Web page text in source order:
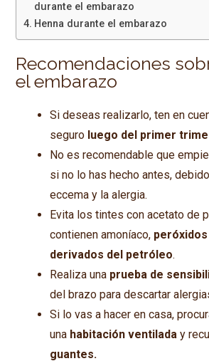
durante el embarazo
Henna durante el embarazo
Recomendaciones
el embarazo
Si deseas realizarlo, ten en
seguro luego del primer
No es recomendable que
si no lo has hecho antes,
eccema y la alergia.
Evita los tintes con acetato de
contienen amoníaco,
derivados del petróleo.
Realiza una prueba de
del brazo para descartar
Si lo vas a hacer en casa,
una habitación ventilada y
guantes.